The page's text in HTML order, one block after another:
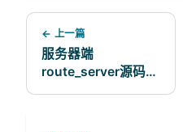
← 上一篇
服务器端
route_server源码分